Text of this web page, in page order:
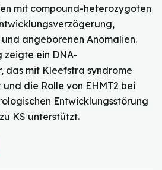
mit compound-heterozygoten
angeborenen Anomalien.
zeigte ein DNA-
das mit Kleefstra syndrome
die Rolle von EHMT2 bei
Entwicklungsstörung
KS unterstützt.